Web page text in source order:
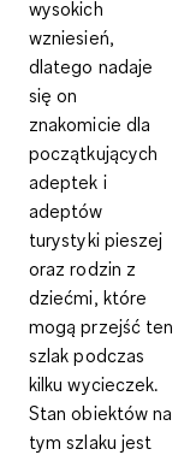
wysokich
wzniesień,
dlatego nadaje
się on
znakomicie dla
początkujących
adeptek i
adeptów
turystyki pieszej
oraz rodzin z
dziećmi, które
mogą przejść ten
szlak podczas
kilku wycieczek.
Stan obiektów na
tym szlaku jest